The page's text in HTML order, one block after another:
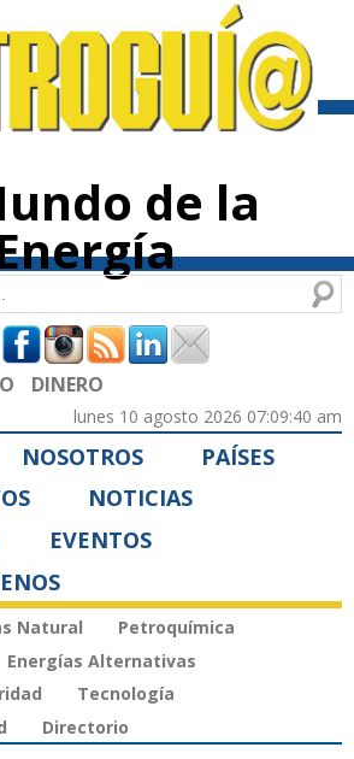
contenido
de la
búsqueda
DINERO
lunes 10 agosto 2026 07:09:40 am
NOSOTROS
PAÍSES
NOTICIAS
EVENTOS
Natural
Petroquímica
Energías Alternativas
Tecnología
Directorio